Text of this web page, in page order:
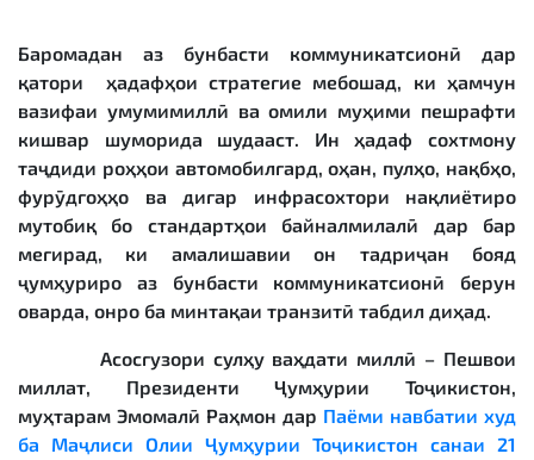
Баромадан аз бунбасти коммуникатсионӣ дар
қатори ҳадафҳои стратегие мебошад, ки ҳамчун
вазифаи умумимиллӣ ва омили муҳими пешрафти
кишвар шуморида шудааст. Ин ҳадаф сохтмону
таҷдиди роҳҳои автомобилгард, оҳан, пулҳо, нақбҳо,
фурӯдгоҳҳо ва дигар инфрасохтори нақлиётиро
мутобиқ бо стандартҳои байналмилалӣ дар бар
мегирад, ки амалишавии он тадриҷан бояд
ҷумҳуриро аз бунбасти коммуникатсионӣ берун
оварда, онро ба минтақаи транзитӣ табдил диҳад.
Асосгузори сулҳу ваҳдати миллӣ – Пешвои
миллат, Президенти Ҷумҳурии Тоҷикистон,
муҳтарам Эмомалӣ Раҳмон дар Паёми навбатии худ
ба Маҷлиси Олии Ҷумҳурии Тоҷикистон санаи 21